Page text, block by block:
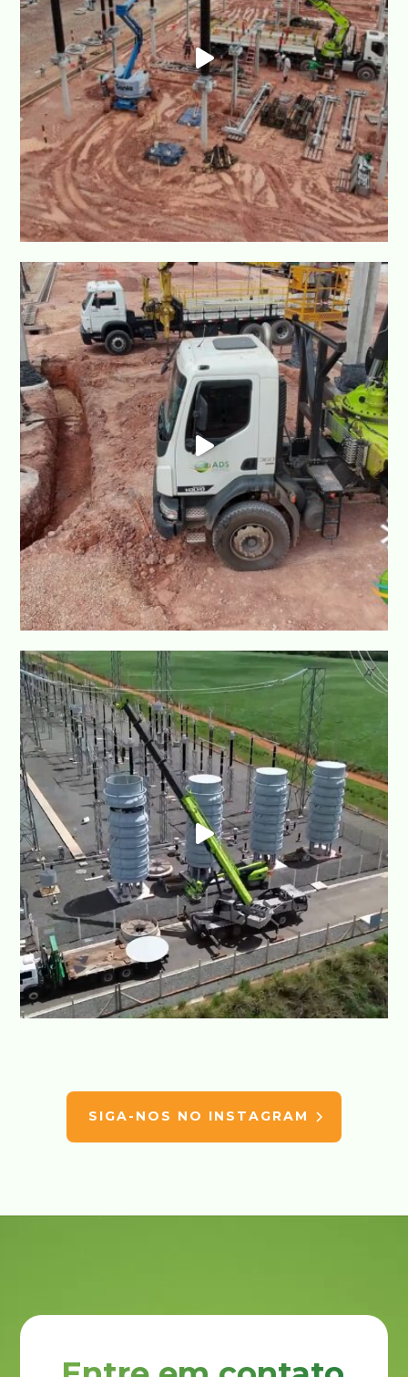
SIGA-NOS NO INSTAGRAM